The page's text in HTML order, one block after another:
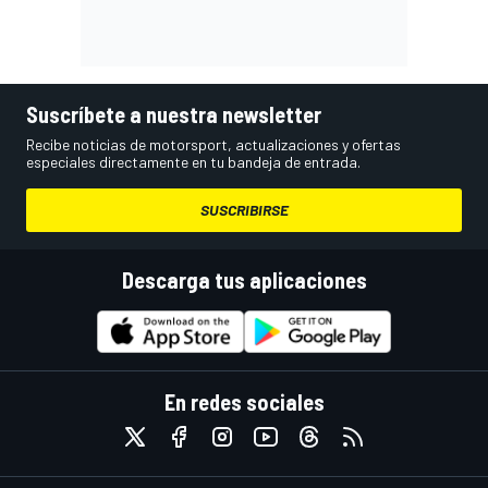
Suscríbete a nuestra newsletter
Recibe noticias de motorsport, actualizaciones y ofertas
especiales directamente en tu bandeja de entrada.
SUSCRIBIRSE
Descarga tus aplicaciones
En redes sociales